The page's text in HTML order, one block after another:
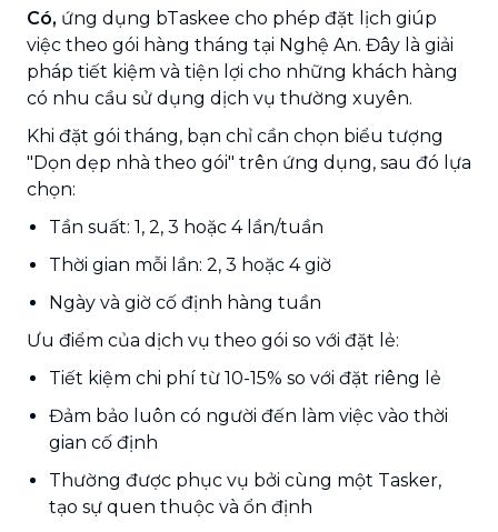
Có, ứng dụng bTaskee cho phép đặt lịch giúp
việc theo gói hàng tháng tại Nghệ An. Đây là giải
pháp tiết kiệm và tiện lợi cho những khách hàng
có nhu cầu sử dụng dịch vụ thường xuyên.
Khi đặt gói tháng, bạn chỉ cần chọn biểu tượng
"Dọn dẹp nhà theo gói" trên ứng dụng, sau đó lựa
chọn:
Tần suất: 1, 2, 3 hoặc 4 lần/tuần
Thời gian mỗi lần: 2, 3 hoặc 4 giờ
Ngày và giờ cố định hàng tuần
Ưu điểm của dịch vụ theo gói so với đặt lẻ:
Tiết kiệm chi phí từ 10-15% so với đặt riêng lẻ
Đảm bảo luôn có người đến làm việc vào thời
gian cố định
Thường được phục vụ bởi cùng một Tasker,
tạo sự quen thuộc và ổn định